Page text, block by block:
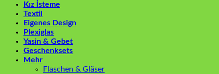
Kız İsteme
Textil
Eigenes Design
Plexiglas
Yasin & Gebet
Geschenksets
Mehr
Flaschen & Gläser